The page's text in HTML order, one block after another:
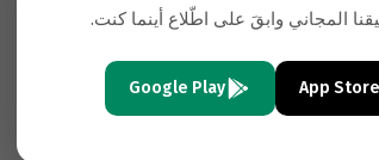
الم يسال احدكم لماذا مشعل (حماس) في
بماذا تريد حماس ان تعمل من
على الشعب الفلسطيني واثبات انهم
يعقدون صفقات ومسرحيات سرية ولا يستطيع
المجاني وابقَ على اطّلاع أينما كنت.
App Store
Google Play